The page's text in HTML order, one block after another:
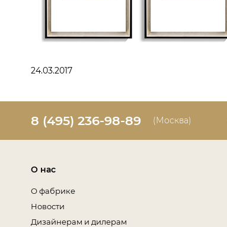
24.03.2017
8 (495) 236-98-89 (Москва)
О нас
О фабрике
Новости
Дизайнерам и дилерам